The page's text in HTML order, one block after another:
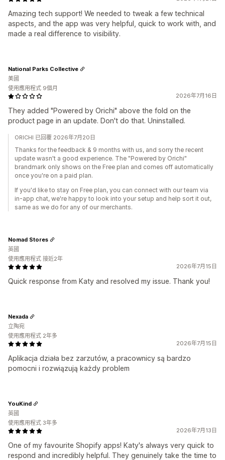
Amazing tech support! We needed to tweak a few technical
aspects, and the app was very helpful, quick to work with, and
made a real difference to visibility.
2026年7月16日
They added "Powered by Orichi" above the fold on the
product page in an update. Don't do that. Uninstalled.
National Parks Collective
美國
使用應用程式 9個月
ORICHI 已回覆 2026年7月20日
Thanks for the feedback & 9 months with us, and sorry the recent
update wasn't a good experience. The "Powered by Orichi"
brandmark only shows on the Free plan and comes off automatically
once you're on a paid plan.
If you'd like to stay on Free plan, you can connect with our team via
in-app chat, we're happy to look into your setup and help sort it out,
same as we do for any of our merchants.
2026年7月15日
Quick response from Katy and resolved my issue. Thank you!
Nomad Stores
英國
使用應用程式 接近2年
2026年7月15日
Aplikacja działa bez zarzutów, a pracownicy są bardzo
pomocni i rozwiązują każdy problem
Nexada
立陶宛
使用應用程式 2年多
2026年7月13日
One of my favourite Shopify apps! Katy's always very quick to
respond and incredibly helpful. They genuinely take the time to
YouKind
英國
使用應用程式 3年多